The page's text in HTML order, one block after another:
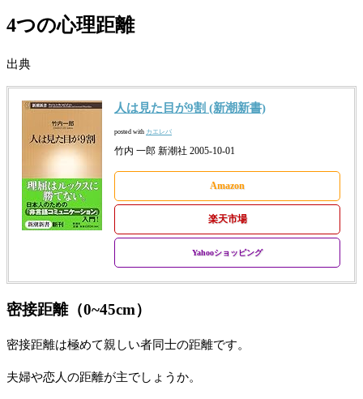
4つの心理距離
出典
人は見た目が9割 (新潮新書)
posted with カエレバ
竹内 一郎 新潮社 2005-10-01
Amazon
楽天市場
Yahooショッピング
密接距離（0~45cm）
密接距離は極めて親しい者同士の距離です。
夫婦や恋人の距離が主でしょうか。